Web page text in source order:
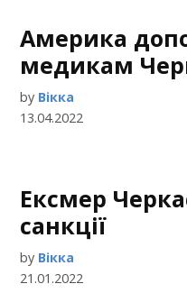
Америка
медикам
by Вікка
13.04.2022
Ексмер
санкції
by Вікка
21.01.2022